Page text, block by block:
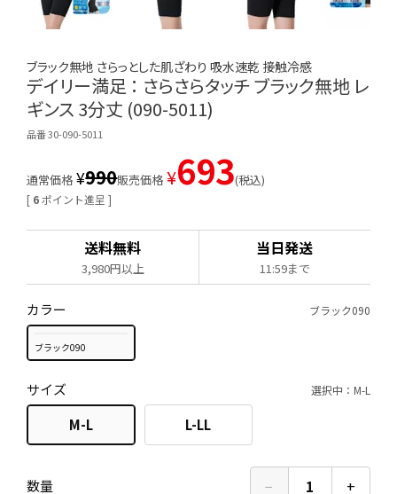
ブラック無地 さらっとした肌ざわり 吸水速乾 接触冷感
デイリー満足 ： さらさらタッチ ブラック無地 レ
ギンス 3分丈 (090-5011)
品番 30-090-5011
[ 6 ポイント進呈 ]
通常価格 ¥990販売価格 ¥693 税込
送料無料
3,980円以上
当日発送
11:59まで
カラー ブラック090
ブラック090
サイズ 選択中：M-L
M-L L-LL
数量 − 1 +